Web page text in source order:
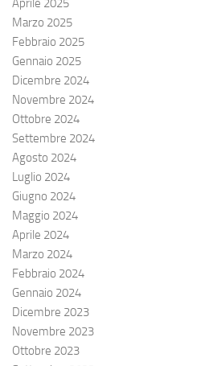
Aprile 2025
Marzo 2025
Febbraio 2025
Gennaio 2025
Dicembre 2024
Novembre 2024
Ottobre 2024
Settembre 2024
Agosto 2024
Luglio 2024
Giugno 2024
Maggio 2024
Aprile 2024
Marzo 2024
Febbraio 2024
Gennaio 2024
Dicembre 2023
Novembre 2023
Ottobre 2023